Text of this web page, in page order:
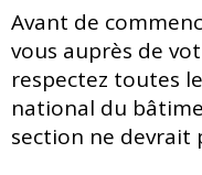
Avant de
vous auprès de
respectez toutes
national du
section ne devrait